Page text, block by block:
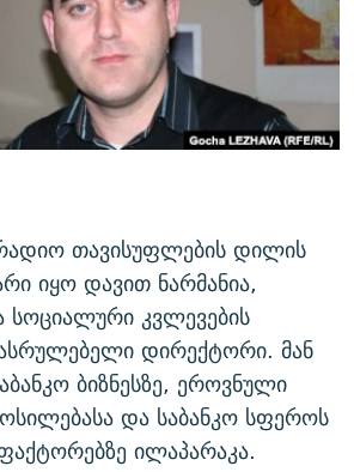
COVID-19
ᲘᲡᲢᲝᲠᲘᲐ
- ᲐᲛᲝᲣᲗᲥᲛᲔᲚᲘ ᲐᲛᲑᲐᲕᲘ
ᲓᲐᲨᲐᲕᲔᲑᲣᲚᲔᲑᲘ
საიტი
თავისუფლების დილის
იყო დავით ნარმანია,
სოციალური კვლევების
დირექტორი. მან
ბიზნესზე, ეროვნული
და საბანკო სფეროს
ილაპარაკა.